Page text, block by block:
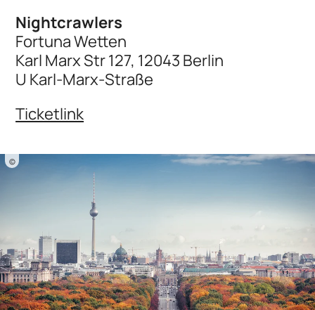
Nightcrawlers
Fortuna Wetten
Karl Marx Str 127, 12043 Berlin
U Karl-Marx-Straße
Ticketlink
©